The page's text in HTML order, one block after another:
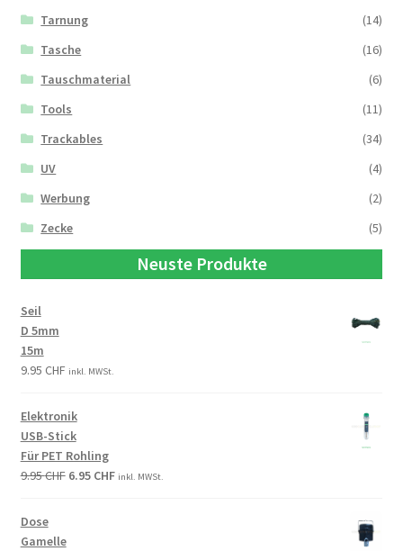
Tarnung
(14)
Tasche
(16)
Tauschmaterial
(6)
Tools
(11)
Trackables
(34)
UV
(4)
Werbung
(2)
Zecke
(5)
Neuste Produkte
Seil
D 5mm
15m
9.95 CHF inkl. MWSt.
Elektronik
USB-Stick
Für PET Rohling
9.95CHF 6.95 CHF inkl. MWSt.
Dose
Gamelle